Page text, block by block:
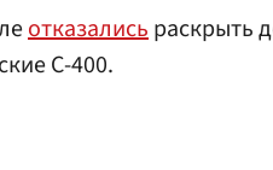
отказалисьраскрыть
С-400.